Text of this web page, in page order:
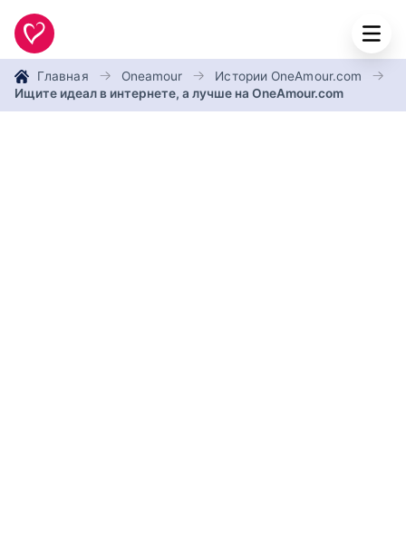
Главная Oneamour
Истории OneAmour.com
Ищите идеал в интернете, а лучше на OneAmour.com